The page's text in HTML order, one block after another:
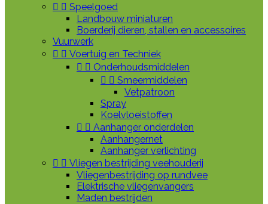
  Speelgoed
Landbouw miniaturen
Boerderij dieren, stallen en accessoires
Vuurwerk
  Voertuig en Techniek
  Onderhoudsmiddelen
  Smeermiddelen
Vetpatroon
Spray
Koelvloeistoffen
  Aanhanger onderdelen
Aanhangernet
Aanhanger verlichting
  Vliegen bestrijding veehouderij
Vliegenbestrijding op rundvee
Elektrische vliegenvangers
Maden bestrijden